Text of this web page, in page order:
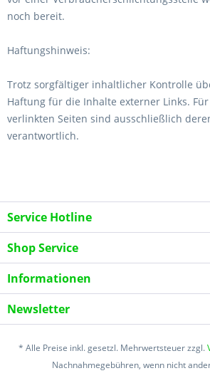
noch bereit.
Haftungshinweis:
Trotz sorgfältiger inhaltlicher Kontrolle
Haftung für die Inhalte externer Links.
verlinkten Seiten sind ausschließlich
verantwortlich.
Service Hotline
Shop Service
Informationen
Newsletter
* Alle Preise inkl. gesetzl. Mehrwertsteuer zzgl.
Nachnahmegebühren, wenn nicht